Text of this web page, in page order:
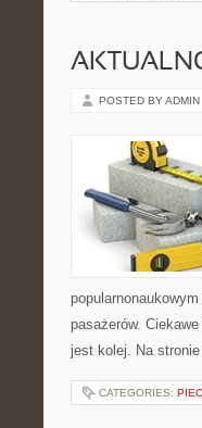
POSTED BY ADMIN
pasażerów.
jest kolej. Na
CATEGORIES: